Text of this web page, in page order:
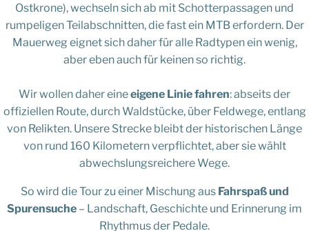
Ostkrone), wechseln sich ab mit Schotterpassagen und
rumpeligen Teilabschnitten, die fast ein MTB erfordern. Der
Mauerweg eignet sich daher für alle Radtypen ein wenig,
aber eben auch für keinen so richtig.
Wir wollen daher eineeigene Linie fahren: abseits der
offiziellen Route, durch Waldstücke, über Feldwege, entlang
von Relikten. Unsere Strecke bleibt der historischen Länge
von rund 160 Kilometern verpflichtet, aber sie wählt
abwechslungsreichere Wege.
So wird die Tour zu einer Mischung aus Fahrspaß und
Spurensuche – Landschaft, Geschichte und Erinnerung im
Rhythmus der Pedale.